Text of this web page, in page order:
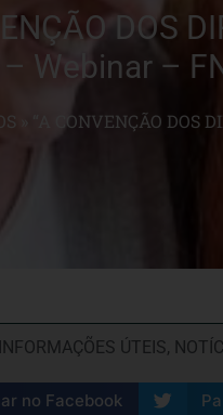
DOS
– Webinar –
“A CONVENÇÃO DOS
INFORMAÇÕES ÚTEIS,
no Facebook